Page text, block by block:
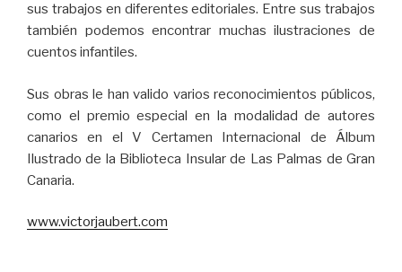
sus trabajos en diferentes editoriales. Entre sus trabajos
también podemos encontrar muchas ilustraciones de
cuentos infantiles.
Sus obras le han valido varios reconocimientos públicos,
como el premio especial en la modalidad de autores
canarios en el V Certamen Internacional de Álbum
Ilustrado de la Biblioteca Insular de Las Palmas de Gran
Canaria.
www.victorjaubert.com